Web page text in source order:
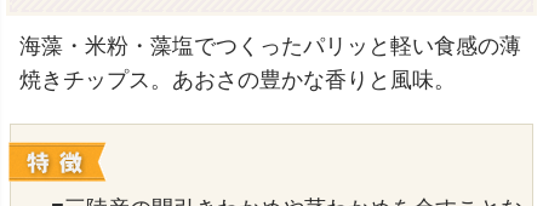
海藻・米粉・藻塩でつくったパリッと軽い食感の薄
焼きチップス。あおさの豊かな香りと風味。